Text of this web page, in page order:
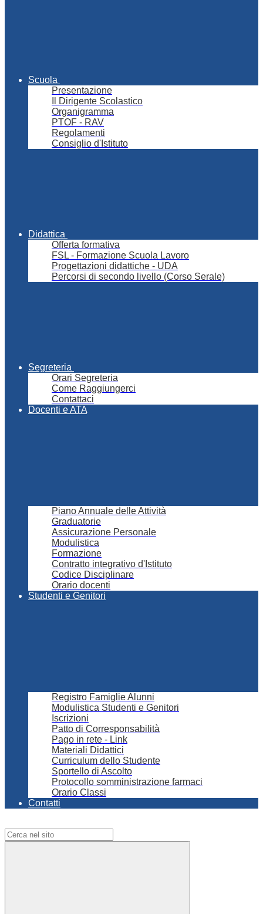
Scuola
Presentazione
Il Dirigente Scolastico
Organigramma
PTOF - RAV
Regolamenti
Consiglio d'Istituto
Didattica
Offerta formativa
FSL - Formazione Scuola Lavoro
Progettazioni didattiche - UDA
Percorsi di secondo livello (Corso Serale)
Segreteria
Orari Segreteria
Come Raggiungerci
Contattaci
Docenti e ATA
Piano Annuale delle Attività
Graduatorie
Assicurazione Personale
Modulistica
Formazione
Contratto integrativo d'Istituto
Codice Disciplinare
Orario docenti
Studenti e Genitori
Registro Famiglie Alunni
Modulistica Studenti e Genitori
Iscrizioni
Patto di Corresponsabilità
Pago in rete - Link
Materiali Didattici
Curriculum dello Studente
Sportello di Ascolto
Protocollo somministrazione farmaci
Orario Classi
Contatti